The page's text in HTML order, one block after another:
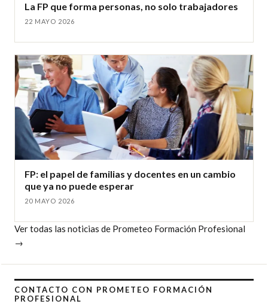
La FP que forma personas, no solo trabajadores
22 MAYO 2026
FP: el papel de familias y docentes en un cambio
que ya no puede esperar
20 MAYO 2026
Ver todas las noticias de Prometeo Formación Profesional
→
CONTACTO CON PROMETEO FORMACIÓN
PROFESIONAL